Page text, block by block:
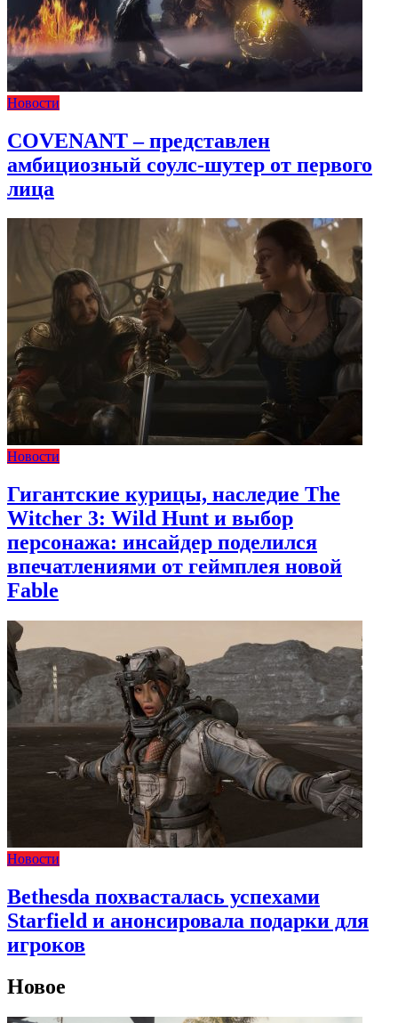
Новости
COVENANT – представлен
амбициозный соулс-шутер от первого
лица
Новости
Гигантские курицы, наследие The
Witcher 3: Wild Hunt и выбор
персонажа: инсайдер поделился
впечатлениями от геймплея новой
Fable
Новости
Bethesda похвасталась успехами
Starfield и анонсировала подарки для
игроков
Новое